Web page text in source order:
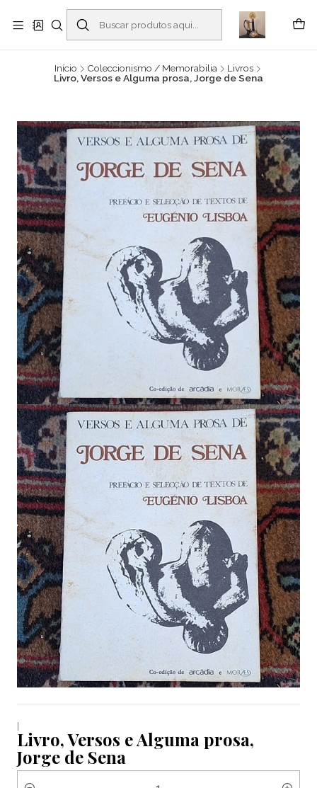
Buscantiguidades - Leilões. Colecionismo e antiguidades em Viana do
Castelo -
Leia mais
Início Coleccionismo / Memorabilia
Livros
Livro, Versos e Alguma prosa, Jorge de Sena
|
Livro, Versos e Alguma prosa,
Jorge de Sena